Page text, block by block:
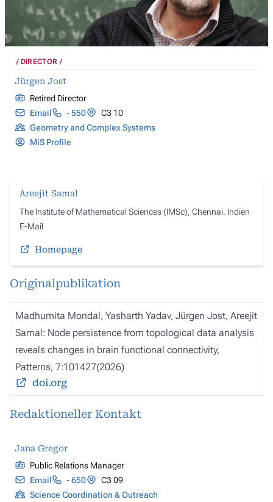
DIRECTOR
Jürgen Jost
Retired Director
Email
- 550
C3 10
Geometry and Complex Systems
MiS Profile
Areejit Samal
The Institute of Mathematical Sciences (IMSc), Chennai, Indien
E-Mail
Homepage
Originalpublikation
Madhumita Mondal, Yasharth Yadav, Jürgen Jost, Areejit
Samal: Node persistence from topological data analysis
reveals changes in brain functional connectivity,
Patterns, 7:101427(2026)
doi.org
Redaktioneller Kontakt
Jana Gregor
Public Relations Manager
Email
- 650
C3 09
Science Coordination & Outreach